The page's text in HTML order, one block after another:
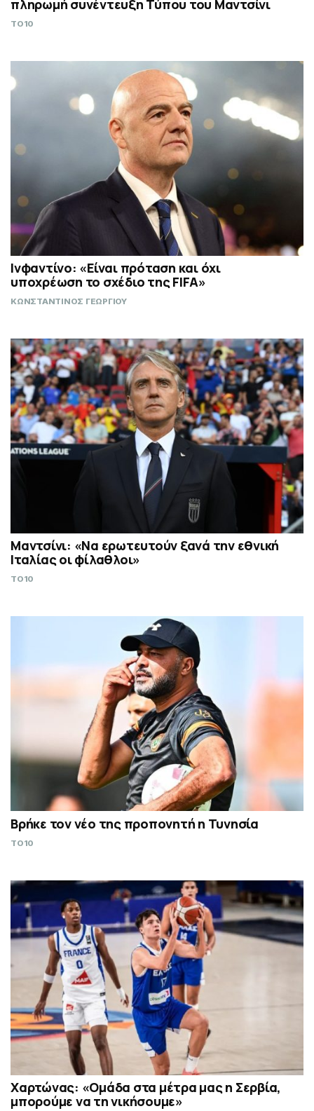
πληρωμή συνέντευξη Τύπου του Μαντσίνι
TO10
Ινφαντίνο: «Είναι πρόταση και όχι
υποχρέωση το σχέδιο της FIFA»
ΚΩΝΣΤΑΝΤΙΝΟΣ ΓΕΩΡΓΙΟΥ
Μαντσίνι: «Να ερωτευτούν ξανά την εθνική
Ιταλίας οι φίλαθλοι»
TO10
Βρήκε τον νέο της προπονητή η Τυνησία
TO10
Χαρτώνας: «Ομάδα στα μέτρα μας η Σερβία,
μπορούμε να τη νικήσουμε»